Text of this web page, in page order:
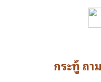
กระทู้ ถา